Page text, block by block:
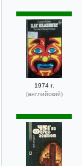
1974 г.
(английский)